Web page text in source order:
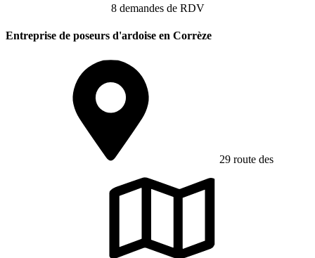
8demandes de RDV
Entreprise de poseurs d'ardoise en Corrèze
29 route des